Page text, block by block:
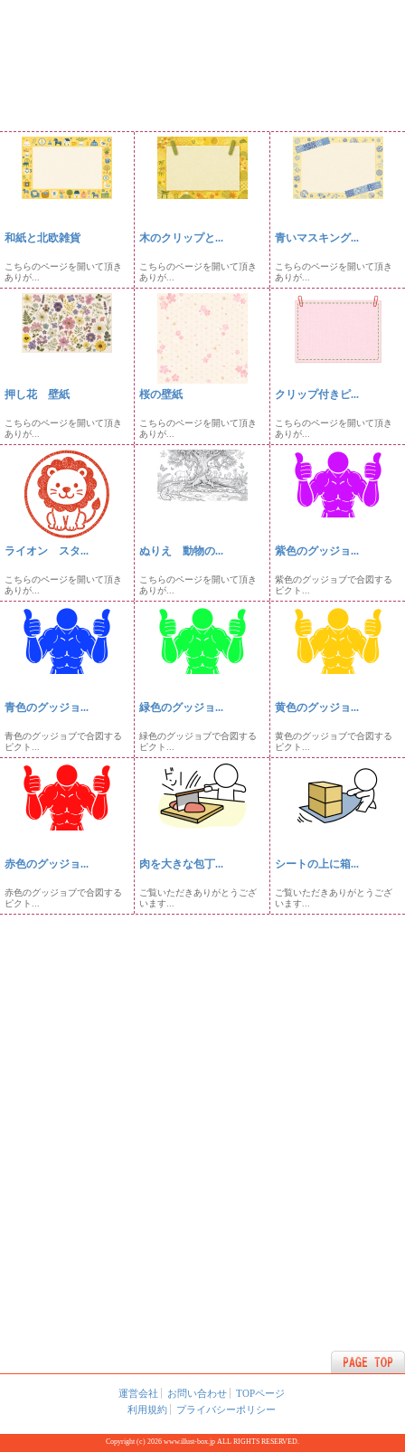
和紙と北欧雑貨
こちらのページを開いて頂き
ありが...
木のクリップと...
こちらのページを開いて頂き
ありが...
青いマスキング...
こちらのページを開いて頂き
ありが...
押し花 壁紙
こちらのページを開いて頂き
ありが...
桜の壁紙
こちらのページを開いて頂き
ありが...
クリップ付きピ...
こちらのページを開いて頂き
ありが...
ライオン スタ...
こちらのページを開いて頂き
ありが...
ぬりえ 動物の...
こちらのページを開いて頂き
ありが...
紫色のグッジョ...
紫色のグッジョブで合図する
ピクト...
青色のグッジョ...
青色のグッジョブで合図する
ピクト...
緑色のグッジョ...
緑色のグッジョブで合図する
ピクト...
黄色のグッジョ...
黄色のグッジョブで合図する
ピクト...
赤色のグッジョ...
赤色のグッジョブで合図する
ピクト...
肉を大きな包丁...
ご覧いただきありがとうござ
います...
シートの上に箱...
ご覧いただきありがとうござ
います...
運営会社 お問い合わせ
TOPページ
利用規約
プライバシーポリシー
Copyright (c) 2026 www.illust-box.jp ALL RIGHTS RESERVED.